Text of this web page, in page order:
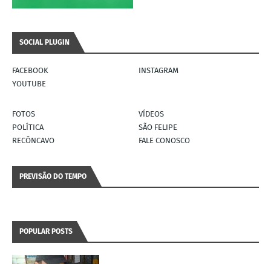
SOCIAL PLUGIN
FACEBOOK
INSTAGRAM
YOUTUBE
FOTOS
VÍDEOS
POLÍTICA
SÃO FELIPE
RECÔNCAVO
FALE CONOSCO
PREVISÃO DO TEMPO
POPULAR POSTS